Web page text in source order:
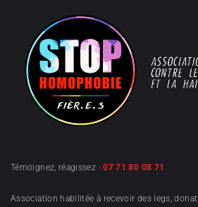
Témoignez, réagissez :07 71 80 08 71
Association habilitée à recevoir des legs,